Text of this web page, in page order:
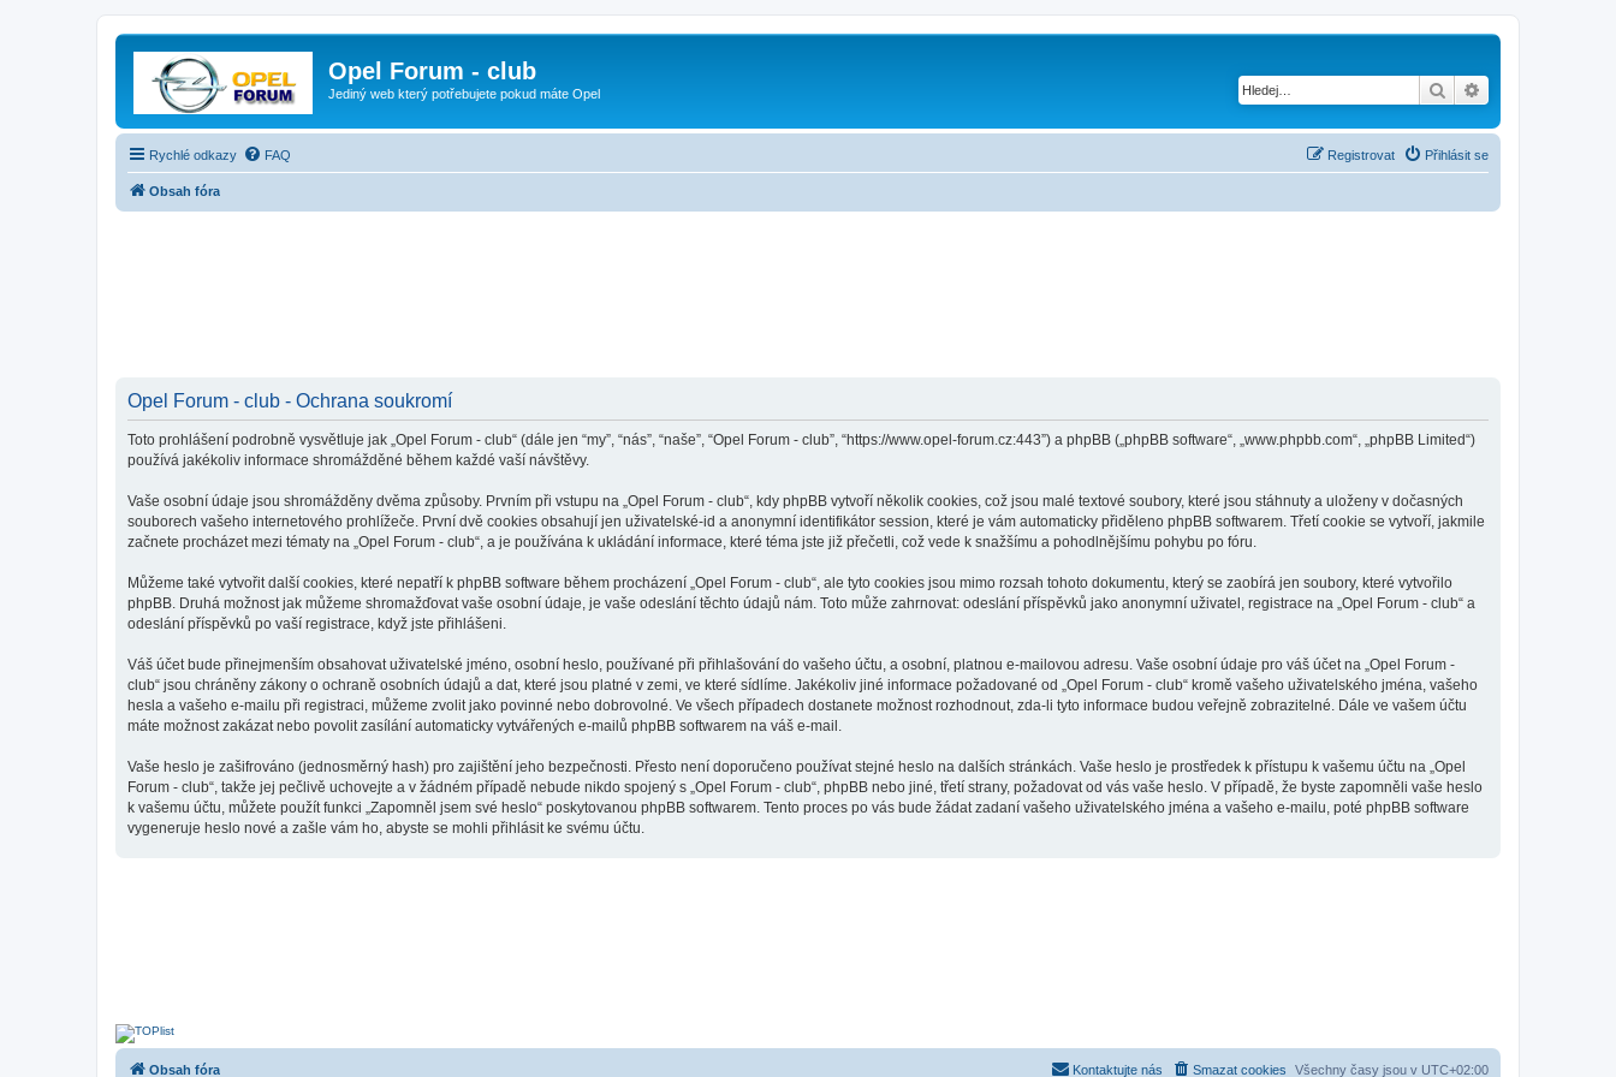
Opel Forum - club
Jediný web který potřebujete pokud máte Opel Hledat
Rychlé odkazy FAQ Přihlásit se
Registrovat
Obsah fóra
Opel Forum - club - Ochrana soukromí
Toto prohlášení podrobně vysvětluje jak „Opel Forum - club“ (dále jen “my”, “nás”, “naše”, “Opel Forum - club”, “https://www.opel-forum.cz:443”) a phpBB („phpBB software“, „www.phpbb.com“, „phpBB Limited“)
používá jakékoliv informace shromážděné během každé vaší návštěvy.
Vaše osobní údaje jsou shromážděny dvěma způsoby. Prvním při vstupu na „Opel Forum - club“, kdy phpBB vytvoří několik cookies, což jsou malé textové soubory, které jsou stáhnuty a uloženy v dočasných
souborech vašeho internetového prohlížeče. První dvě cookies obsahují jen uživatelské-id a anonymní identifikátor session, které je vám automaticky přiděleno phpBB softwarem. Třetí cookie se vytvoří, jakmile
začnete procházet mezi tématy na „Opel Forum - club“, a je používána k ukládání informace, které téma jste již přečetli, což vede k snažšímu a pohodlnějšímu pohybu po fóru.
Můžeme také vytvořit další cookies, které nepatří k phpBB software během procházení „Opel Forum - club“, ale tyto cookies jsou mimo rozsah tohoto dokumentu, který se zaobírá jen soubory, které vytvořilo
phpBB. Druhá možnost jak můžeme shromažďovat vaše osobní údaje, je vaše odeslání těchto údajů nám. Toto může zahrnovat: odeslání příspěvků jako anonymní uživatel, registrace na „Opel Forum - club“ a
odeslání příspěvků po vaší registrace, když jste přihlášeni.
Váš účet bude přinejmenším obsahovat uživatelské jméno, osobní heslo, používané při přihlašování do vašeho účtu, a osobní, platnou e-mailovou adresu. Vaše osobní údaje pro váš účet na „Opel Forum -
club“ jsou chráněny zákony o ochraně osobních údajů a dat, které jsou platné v zemi, ve které sídlíme. Jakékoliv jiné informace požadované od „Opel Forum - club“ kromě vašeho uživatelského jména, vašeho
hesla a vašeho e-mailu při registraci, můžeme zvolit jako povinné nebo dobrovolné. Ve všech případech dostanete možnost rozhodnout, zda-li tyto informace budou veřejně zobrazitelné. Dále ve vašem účtu
máte možnost zakázat nebo povolit zasílání automaticky vytvářených e-mailů phpBB softwarem na váš e-mail.
Vaše heslo je zašifrováno (jednosměrný hash) pro zajištění jeho bezpečnosti. Přesto není doporučeno používat stejné heslo na dalších stránkách. Vaše heslo je prostředek k přístupu k vašemu účtu na „Opel
Forum - club“, takže jej pečlivě uchovejte a v žádném případě nebude nikdo spojený s „Opel Forum - club“, phpBB nebo jiné, třetí strany, požadovat od vás vaše heslo. V případě, že byste zapomněli vaše heslo
k vašemu účtu, můžete použít funkci „Zapomněl jsem své heslo“ poskytovanou phpBB softwarem. Tento proces po vás bude žádat zadaní vašeho uživatelského jména a vašeho e-mailu, poté phpBB software
vygeneruje heslo nové a zašle vám ho, abyste se mohli přihlásit ke svému účtu.
Obsah fóra Všechny časy jsou v UTC+02:00
Smazat cookies
Kontaktujte nás